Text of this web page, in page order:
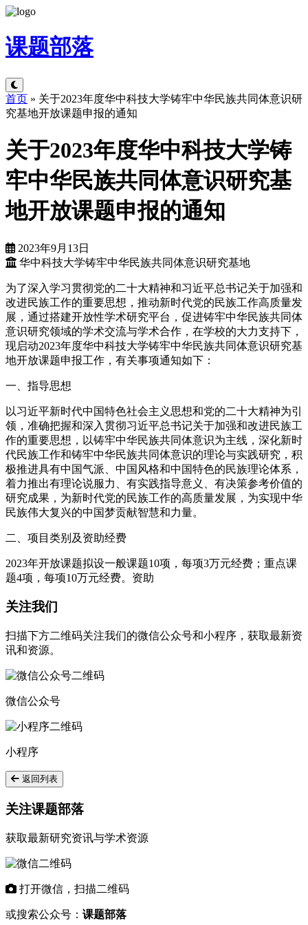
课题部落
首页 » 关于2023年度华中科技大学铸牢中华民族共同体意识研
究基地开放课题申报的通知
关于2023年度华中科技大学铸
牢中华民族共同体意识研究基
地开放课题申报的通知
2023年9月13日
华中科技大学铸牢中华民族共同体意识研究基地
为了深入学习贯彻党的二十大精神和习近平总书记关于加强和
改进民族工作的重要思想，推动新时代党的民族工作高质量发
展，通过搭建开放性学术研究平台，促进铸牢中华民族共同体
意识研究领域的学术交流与学术合作，在学校的大力支持下，
现启动2023年度华中科技大学铸牢中华民族共同体意识研究基
地开放课题申报工作，有关事项通知如下：
一、指导思想
以习近平新时代中国特色社会主义思想和党的二十大精神为引
领，准确把握和深入贯彻习近平总书记关于加强和改进民族工
作的重要思想，以铸牢中华民族共同体意识为主线，深化新时
代民族工作和铸牢中华民族共同体意识的理论与实践研究，积
极推进具有中国气派、中国风格和中国特色的民族理论体系，
着力推出有理论说服力、有实践指导意义、有决策参考价值的
研究成果，为新时代党的民族工作的高质量发展，为实现中华
民族伟大复兴的中国梦贡献智慧和力量。
二、项目类别及资助经费
2023年开放课题拟设一般课题10项，每项3万元经费；重点课
题4项，每项10万元经费。资助
关注我们
扫描下方二维码关注我们的微信公众号和小程序，获取最新资
讯和资源。
微信公众号
小程序
返回列表
关注课题部落
获取最新研究资讯与学术资源
打开微信，扫描二维码
或搜索公众号： 课题部落